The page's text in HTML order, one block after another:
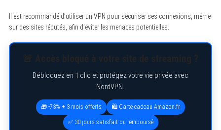
Il est recommandé d’utiliser un VPN pour sécuriser ses connexions, même
sur des sites réputés, afin d’éviter les menaces potentielles.
Débloquez en 1 clic et protégez votre vie privée avec
NordVPN.
🎁 -73% + 3 mois offerts 🛍️ Carte cadeau Amazon.fr
✅ 30 jours satisfait ou remboursé
S